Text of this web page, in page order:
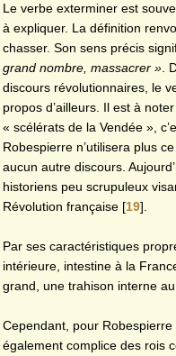
Le verbe exterminer est
à expliquer. La définition
chasser. Son sens précis
grand nombre, massacrer ».
discours révolutionnaires, le
propos d’ailleurs. Il est à
« scélérats de la Vendée »,
Robespierre n’utilisera plus
aucun autre discours.
historiens peu scrupuleux
Révolution française [19].
Par ses caractéristiques
intérieure, intestine à la
grand, une trahison interne au
Cependant, pour
également complice des rois